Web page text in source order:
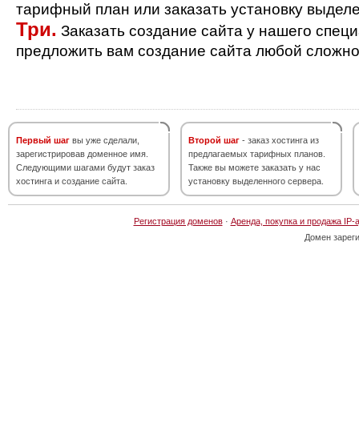
тарифный план или заказать установку
Три. Заказать создание сайта у нашего
предложить вам создание сайта любой
Первый шаг вы уже сделали,
зарегистрировав доменное имя.
Следующими шагами будут заказ
хостинга и создание сайта.
Второй шаг - заказ хостинга из
предлагаемых тарифных планов.
Также вы можете заказать у нас
установку выделенного сервера.
Регистрация доменов· Аренда, покупка и продажа IP-
Домен